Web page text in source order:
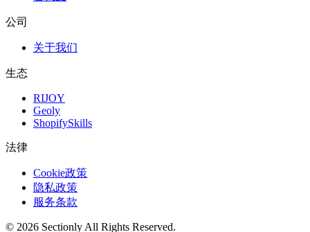
公司
关于我们
生态
RIJOY
Geoly
ShopifySkills
法律
Cookie政策
隐私政策
服务条款
© 2026 Sectionly All Rights Reserved.